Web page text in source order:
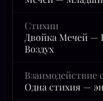
Стихии
Двойка Мечей —
Воздух
Взаимодействие
Одна стихия —